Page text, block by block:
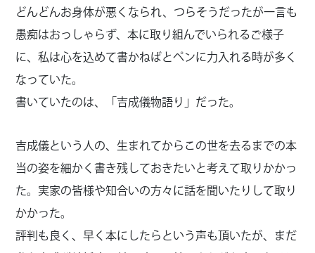
どんどんお身体が悪くなられ、つらそうだったが一言も
愚痴はおっしゃらず、本に取り組んでいられるご様子
に、私は心を込めて書かねばとペンに力入れる時が多く
なっていた。
書いていたのは、「吉成儀物語り」だった。
吉成儀という人の、生まれてからこの世を去るまでの本
当の姿を細かく書き残しておきたいと考えて取りかかっ
た。実家の皆様や知合いの方々に話を聞いたりして取り
かかった。
評判も良く、早く本にしたらという声も頂いたが、まだ